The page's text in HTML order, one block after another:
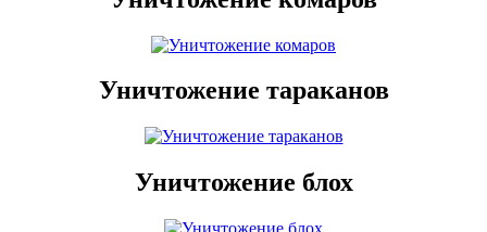
Уничтожение тараканов
Уничтожение блох